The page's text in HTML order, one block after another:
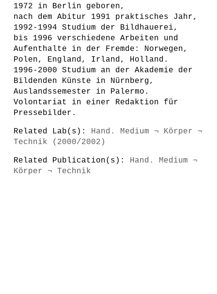
1972 in Berlin geboren,
nach dem Abitur 1991 praktisches Jahr,
1992-1994 Studium der Bildhauerei,
bis 1996 verschiedene Arbeiten und
Aufenthalte in der Fremde: Norwegen,
Polen, England, Irland, Holland.
1996-2000 Studium an der Akademie der
Bildenden Künste in Nürnberg,
Auslandssemester in Palermo.
Volontariat in einer Redaktion für
Pressebilder.
Related Lab(s): Hand. Medium ¬ Körper ¬
Technik (2000/2002)
Related Publication(s): Hand. Medium ¬
Körper ¬ Technik